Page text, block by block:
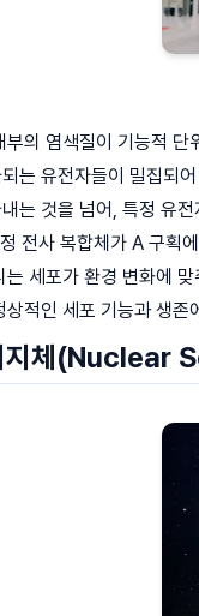
부의 염색질이 기능적
는 유전자들이 밀집되
는 것을 넘어, 특정 유
전사 복합체가 A 구획
세포가 환경 변화에
적인 세포 기능과 생존
지체(Nuclear